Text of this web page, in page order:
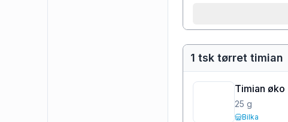
1 tsk tørret timian
Timian øko
25 g
Bilka